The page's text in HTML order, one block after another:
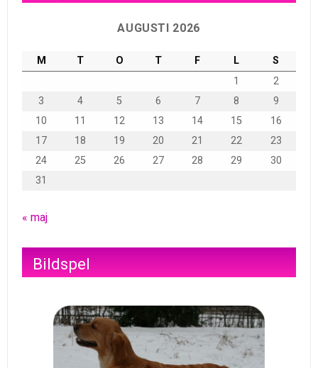
AUGUSTI 2026
M T O T F L
S
1
2
3
4 5 6 7 8
9
10
11 12 13 14 15
16
17
18 19 20 21 22
23
24
25 26 27 28 29
30
31
« maj
Bildspel